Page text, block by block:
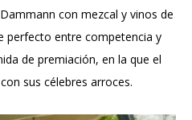
con mezcal y vinos de
perfecto entre competencia y
de premiación, en la que el
sus célebres arroces.